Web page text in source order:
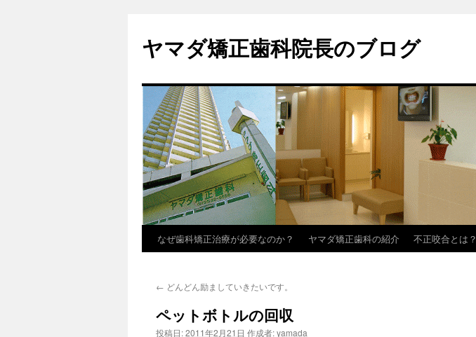
ヤマダ矯正歯科院長のブログ
ン
なぜ歯科矯正治療が必要なのか？ ヤマダ矯正歯科の紹介 不正咬合とは？
← どんどん励ましていきたいです。
ペットボトルの回収
投稿日:2011年2月21日 作成者:yamada